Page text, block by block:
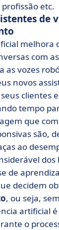
etc.
de
melhora
com
as vozes
novos
clientes
tempo
que
são,
ao
dos
de
decidem
, ou seja,
artificial
o